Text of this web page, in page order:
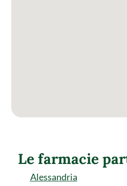
Le farmacie
Alessandria